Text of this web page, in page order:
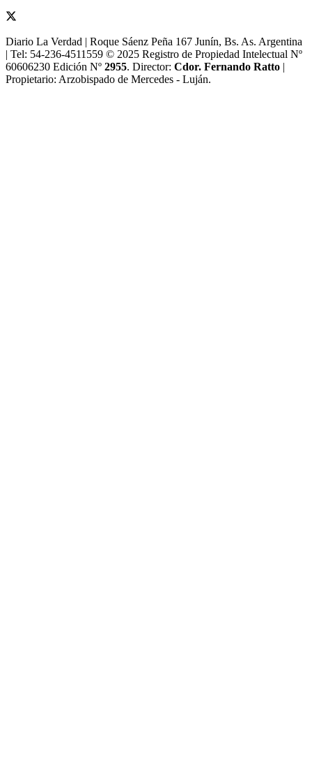
Diario La Verdad | Roque Sáenz Peña 167 Junín, Bs. As. Argentina
| Tel: 54-236-4511559 © 2025 Registro de Propiedad Intelectual Nº
60606230 Edición Nº 2955. Director:​ Cdor. Fernando Ratto |
Propietario:​ Arzobispado de Mercedes - Luján.